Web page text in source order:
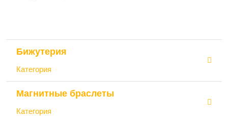
Бижутерия
Категория
Магнитные браслеты
Категория